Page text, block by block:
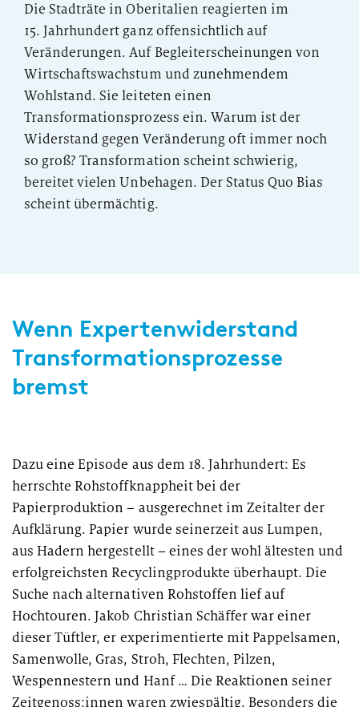
Die Stadträte in Oberitalien reagierten im
15. Jahrhundert ganz offensichtlich auf
Veränderungen. Auf Begleiterscheinungen von
Wirtschaftswachstum und zunehmendem
Wohlstand. Sie leiteten einen
Transformationsprozess ein. Warum ist der
Widerstand gegen Veränderung oft immer noch
so groß? Transformation scheint schwierig,
bereitet vielen Unbehagen. Der Status Quo Bias
scheint übermächtig.
Wenn Expertenwiderstand
Transformationsprozesse
bremst
Dazu eine Episode aus dem 18. Jahrhundert: Es
herrschte Rohstoffknappheit bei der
Papierproduktion – ausgerechnet im Zeitalter der
Aufklärung. Papier wurde seinerzeit aus Lumpen,
aus Hadern hergestellt – eines der wohl ältesten und
erfolgreichsten Recyclingprodukte überhaupt. Die
Suche nach alternativen Rohstoffen lief auf
Hochtouren. Jakob Christian Schäffer war einer
dieser Tüftler, er experimentierte mit Pappelsamen,
Samenwolle, Gras, Stroh, Flechten, Pilzen,
Wespennestern und Hanf … Die Reaktionen seiner
Zeitgenoss:innen waren zwiespältig. Besonders die